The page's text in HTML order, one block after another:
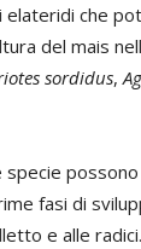
elateridi che
del mais
sordidus,
specie
fasi di
e alle